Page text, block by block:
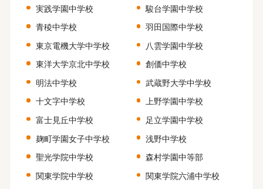
実践学園中学校
駿台学園中学校
青稜中学校
羽田国際中学校
東京電機大学中学校
八雲学園中学校
東洋大学京北中学校
創価中学校
明法中学校
武蔵野大学中学校
十文字中学校
上野学園中学校
富士見丘中学校
足立学園中学校
麹町学園女子中学校
浅野中学校
聖光学院中学校
森村学園中等部
関東学院中学校
関東学院六浦中学校